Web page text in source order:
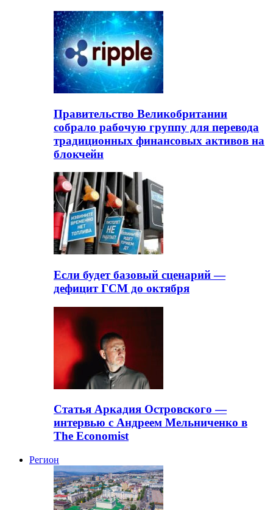
Правительство Великобритании
собрало рабочую группу для перевода
традиционных финансовых активов на
блокчейн
Если будет базовый сценарий —
дефицит ГСМ до октября
Статья Аркадия Островского —
интервью с Андреем Мельниченко в
The Economist
Регион